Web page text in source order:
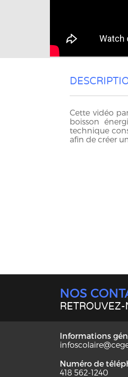
Cette vidéo
boisson
technique
afin de créer
NOS
RETROUVEZ-
Informations
Numéro de
418 562-1240